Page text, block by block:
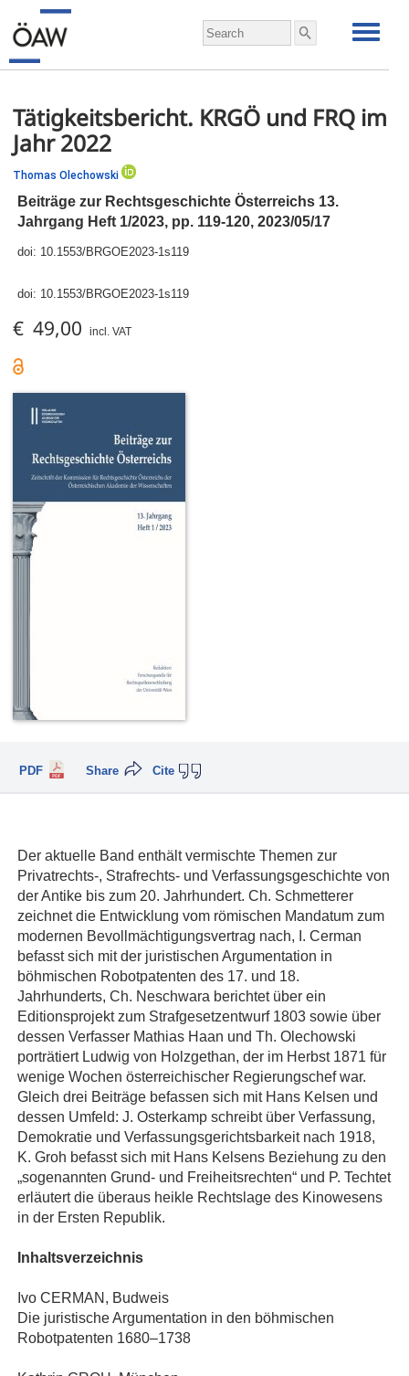
Tätigkeitsbericht. KRGÖ und FRQ im
Jahr 2022
Thomas Olechowski
Beiträge zur Rechtsgeschichte Österreichs 13.
Jahrgang Heft 1/2023, pp. 119-120, 2023/05/17
doi: 10.1553/BRGOE2023-1s119
doi: 10.1553/BRGOE2023-1s119
€ 49,00 incl. VAT
PDF Cite
Share
Der aktuelle Band enthält vermischte Themen zur
Privatrechts-, Strafrechts- und Verfassungsgeschichte von
der Antike bis zum 20. Jahrhundert. Ch. Schmetterer
zeichnet die Entwicklung vom römischen Mandatum zum
modernen Bevollmächtigungsvertrag nach, I. Cerman
befasst sich mit der juristischen Argumentation in
böhmischen Robotpatenten des 17. und 18.
Jahrhunderts, Ch. Neschwara berichtet über ein
Editionsprojekt zum Strafgesetzentwurf 1803 sowie über
dessen Verfasser Mathias Haan und Th. Olechowski
porträtiert Ludwig von Holzgethan, der im Herbst 1871 für
wenige Wochen österreichischer Regierungschef war.
Gleich drei Beiträge befassen sich mit Hans Kelsen und
dessen Umfeld: J. Osterkamp schreibt über Verfassung,
Demokratie und Verfassungsgerichtsbarkeit nach 1918,
K. Groh befasst sich mit Hans Kelsens Beziehung zu den
„sogenannten Grund- und Freiheitsrechten“ und P. Techtet
erläutert die überaus heikle Rechtslage des Kinowesens
in der Ersten Republik.
Inhaltsverzeichnis
Ivo CERMAN, Budweis
Die juristische Argumentation in den böhmischen
Robotpatenten 1680–1738